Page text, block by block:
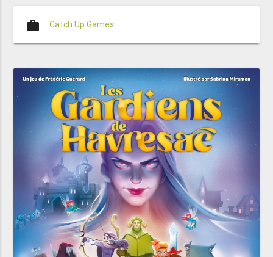
work Catch Up Games